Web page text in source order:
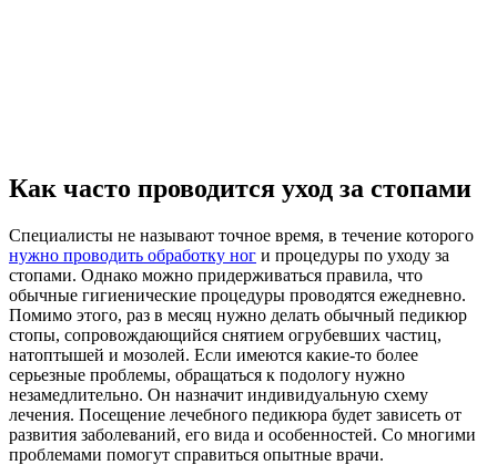
Как часто проводится уход за стопами
Специалисты не называют точное время, в течение которого
нужно проводить обработку ног и процедуры по уходу за
стопами. Однако можно придерживаться правила, что
обычные гигиенические процедуры проводятся ежедневно.
Помимо этого, раз в месяц нужно делать обычный педикюр
стопы, сопровождающийся снятием огрубевших частиц,
натоптышей и мозолей. Если имеются какие-то более
серьезные проблемы, обращаться к подологу нужно
незамедлительно. Он назначит индивидуальную схему
лечения. Посещение лечебного педикюра будет зависеть от
развития заболеваний, его вида и особенностей. Со многими
проблемами помогут справиться опытные врачи.